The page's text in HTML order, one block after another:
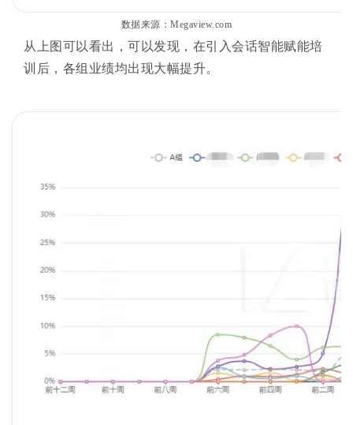
数据来源：Megaview.com
从上图可以看出，可以发现，在引入会话智能赋能培
训后，各组业绩均出现大幅提升。